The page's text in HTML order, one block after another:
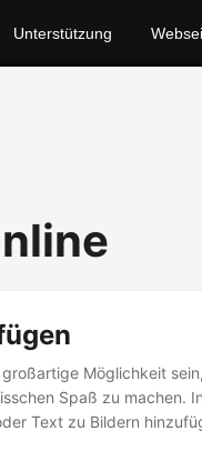
Unterstützung
Möglichkeit
Spaß zu machen.
Text zu Bildern